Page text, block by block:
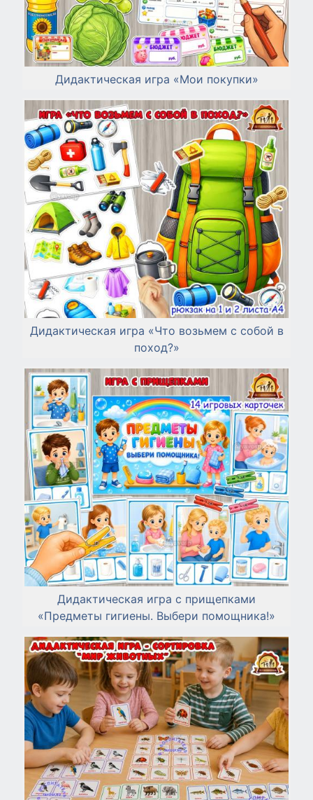
Дидактическая игра «Мои покупки»
Дидактическая игра «Что возьмем с собой в
поход?»
Дидактическая игра с прищепками
«Предметы гигиены. Выбери помощника!»